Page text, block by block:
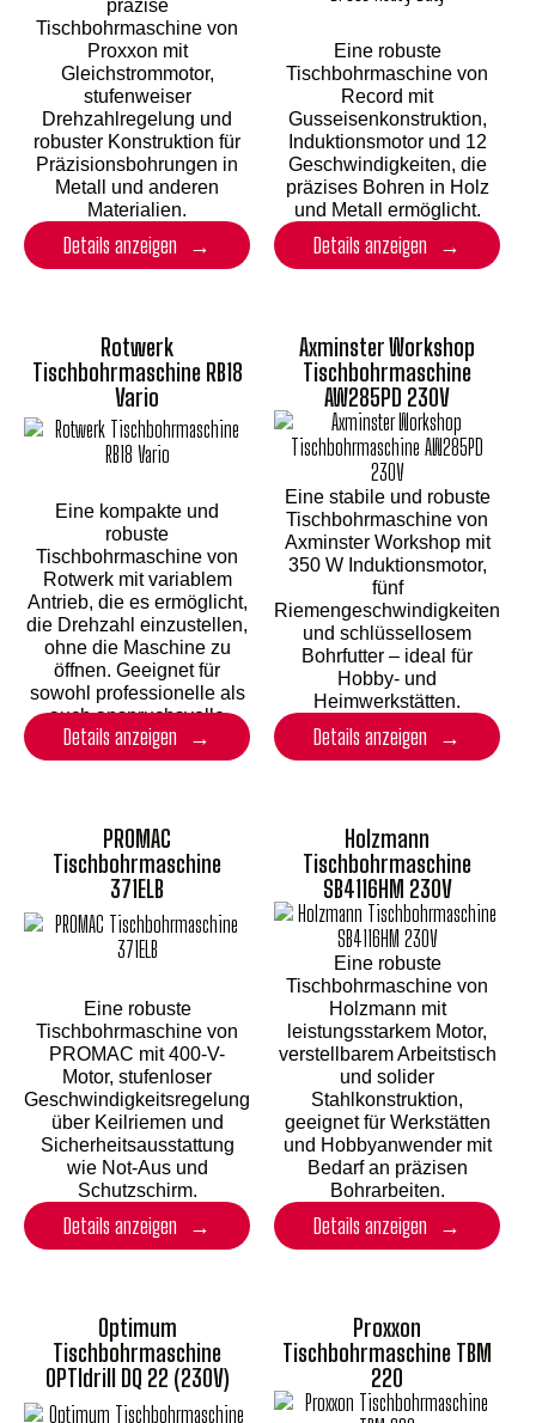
präzise
Tischbohrmaschine von
Proxxon mit
Gleichstrommotor,
stufenweiser
Drehzahlregelung und
robuster Konstruktion für
Präzisionsbohrungen in
Metall und anderen
Materialien.
Details anzeigen
Eine robuste
Tischbohrmaschine von
Record mit
Gusseisenkonstruktion,
Induktionsmotor und 12
Geschwindigkeiten, die
präzises Bohren in Holz
und Metall ermöglicht.
Details anzeigen
Rotwerk
Tischbohrmaschine RB18
Vario
Eine kompakte und
robuste
Tischbohrmaschine von
Rotwerk mit variablem
Antrieb, die es ermöglicht,
die Drehzahl einzustellen,
ohne die Maschine zu
öffnen. Geeignet für
sowohl professionelle als
auch anspruchsvolle
Hobbyanwender.
Details anzeigen
Axminster Workshop
Tischbohrmaschine
AW285PD 230V
Eine stabile und robuste
Tischbohrmaschine von
Axminster Workshop mit
350 W Induktionsmotor,
fünf
Riemengeschwindigkeiten
und schlüssellosem
Bohrfutter – ideal für
Hobby- und
Heimwerkstätten.
Details anzeigen
PROMAC
Tischbohrmaschine
371ELB
Eine robuste
Tischbohrmaschine von
PROMAC mit 400-V-
Motor, stufenloser
Geschwindigkeitsregelung
über Keilriemen und
Sicherheitsausstattung
wie Not-Aus und
Schutzschirm.
Details anzeigen
Holzmann
Tischbohrmaschine
SB4116HM 230V
Eine robuste
Tischbohrmaschine von
Holzmann mit
leistungsstarkem Motor,
verstellbarem Arbeitstisch
und solider
Stahlkonstruktion,
geeignet für Werkstätten
und Hobbyanwender mit
Bedarf an präzisen
Bohrarbeiten.
Details anzeigen
Optimum
Tischbohrmaschine
OPTIdrill DQ 22 (230V)
Proxxon
Tischbohrmaschine TBM
220